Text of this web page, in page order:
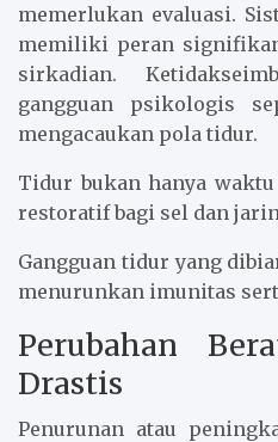
memerlukan evaluasi.
memiliki peran
sirkadian.
gangguan psikologis
mengacaukan pola tidur.
Tidur bukan hanya
restoratif bagi sel dan
Gangguan tidur yang
menurunkan imunitas
Perubahan
Drastis
Penurunan atau